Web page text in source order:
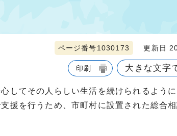
ページ番号1030173 更新日
印刷 大きな文字
してその人らしい生活を続けられるよう
援を行うため、市町村に設置された総合